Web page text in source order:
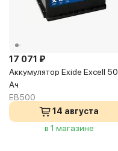
17 071 ₽
Аккумулятор Exide Excell 50
Ач
EB500
14 августа
в 1 магазине